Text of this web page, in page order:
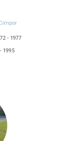
- 1977
1995